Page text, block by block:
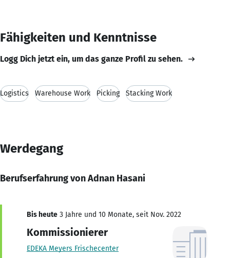
Fähigkeiten und Kenntnisse
Logg Dich jetzt ein, um das ganze Profil zu sehen.
Logistics Warehouse Work Picking Stacking Work
Werdegang
Berufserfahrung von Adnan Hasani
Bis heute 3 Jahre und 10 Monate, seit Nov. 2022
Kommissionierer
EDEKA Meyers Frischecenter